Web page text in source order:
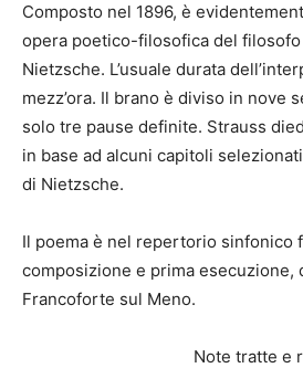
Composto nel 1896, è
opera poetico-filosofica del
Nietzsche. L’usuale durata
mezz’ora. Il brano è diviso in nove
solo tre pause definite. Strauss
in base ad alcuni capitoli
di Nietzsche.
Il poema è nel repertorio sinfonico
composizione e prima esecuzione,
Francoforte sul Meno.
Note tratte e